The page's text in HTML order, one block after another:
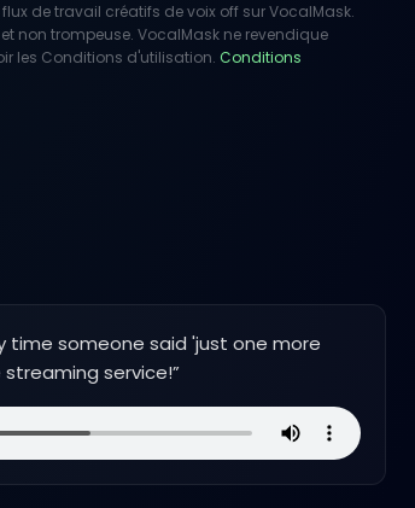
de travail créatifs de voix off sur VocalMask.
non trompeuse. VocalMask ne revendique
les Conditions d'utilisation. Conditions
time someone said 'just one more
service!”